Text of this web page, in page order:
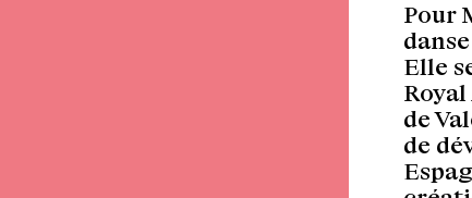
Pour
Elle
de
de